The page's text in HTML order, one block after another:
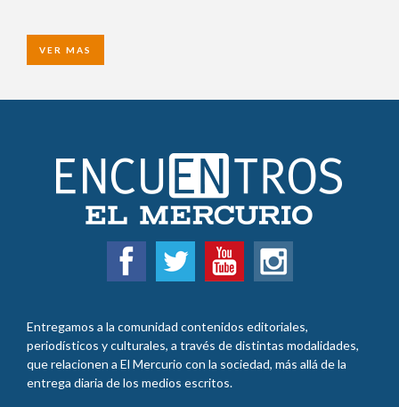
VER MAS
Entregamos a la comunidad contenidos editoriales,
periodísticos y culturales, a través de distintas modalidades,
que relacionen a El Mercurio con la sociedad, más allá de la
entrega diaria de los medios escritos.